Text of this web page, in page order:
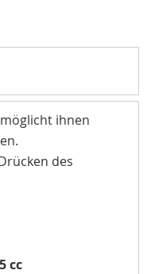
ihnen
des
cc